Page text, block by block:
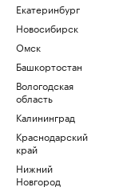
Екатеринбург
Новосибирск
Омск
Башкортостан
Вологодская
область
Калининград
Краснодарский
край
Нижний
Новгород